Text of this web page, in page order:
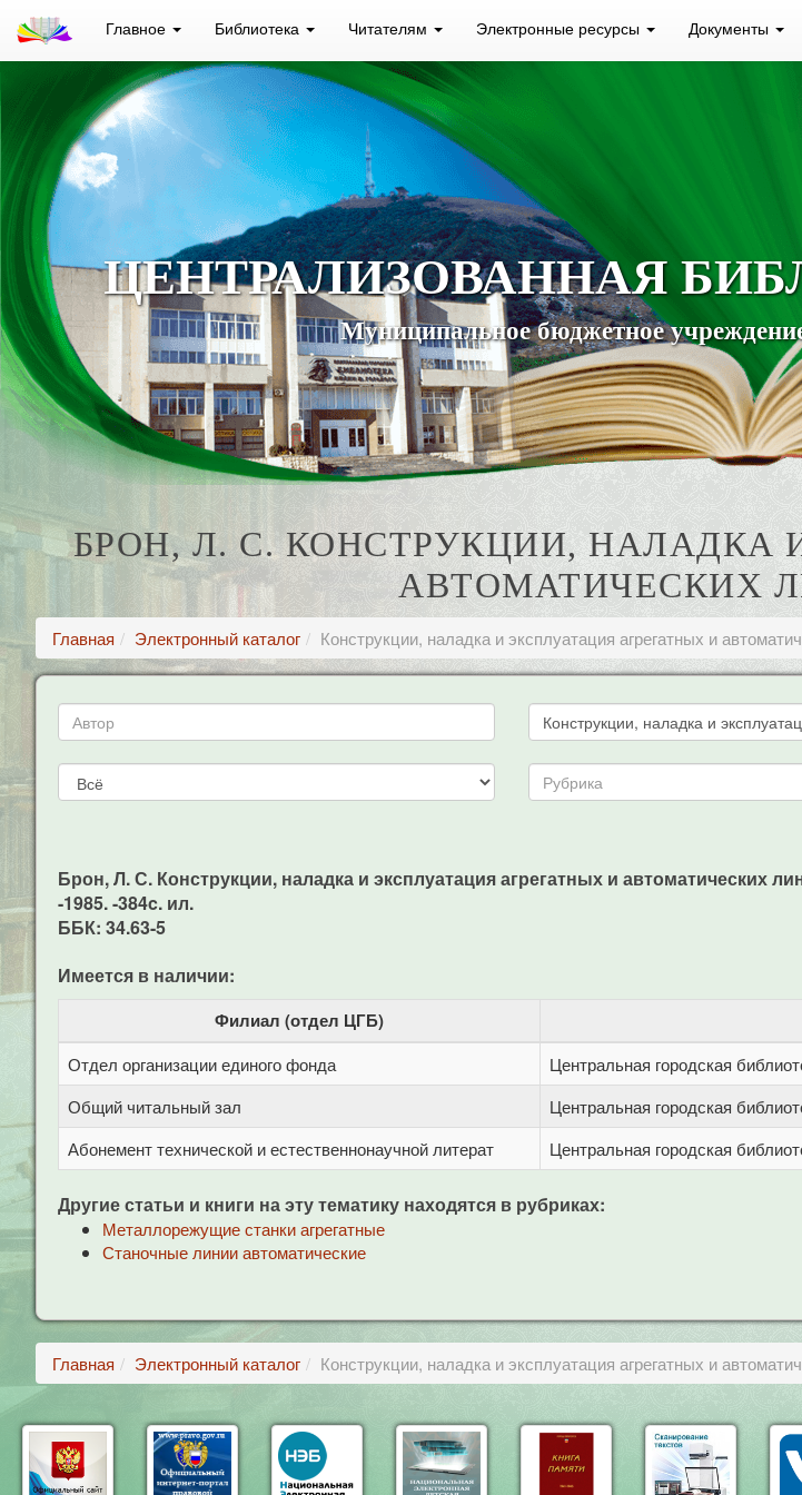
Главное Библиотека Читателям Электронные ресурсы Документы
ЦЕНТРАЛИЗОВАННАЯ
Муниципальное бюджетное
БРОН, Л. С. КОНСТРУКЦИИ, НАЛАДКА
АВТОМАТИЧЕСКИХ
Главная Электронный каталог Конструкции, наладка и эксплуатация агрегатных и
Брон, Л. С. Конструкции, наладка и эксплуатация агрегатных и
-1985. -384c. ил.
ББК: 34.63-5
Имеется в наличии:
Филиал (отдел ЦГБ)
Отдел организации единого фонда Центральная городская
Общий читальный зал
Центральная городская
Абонемент технической и естественнонаучной литерат
Центральная городская
Другие статьи и книги на эту тематику находятся в рубриках:
Металлорежущие станки агрегатные
Станочные линии автоматические
Главная Электронный каталог Конструкции, наладка и эксплуатация агрегатных и